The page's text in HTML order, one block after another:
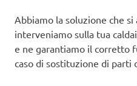
Abbiamo la soluzione che
interveniamo sulla tua
e ne garantiamo il corretto
caso di sostituzione di parti